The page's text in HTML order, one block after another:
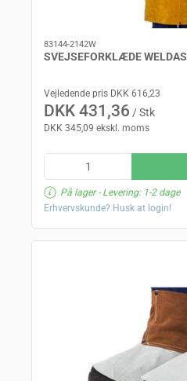
83144-2142W
SVEJSEFORKLÆDE WELDAS
Vejledende pris DKK 616,23
DKK 431,36 / Stk
DKK 345,09 ekskl. moms
På lager- Levering: 1-2 dage
Erhvervskunde? Husk at login!